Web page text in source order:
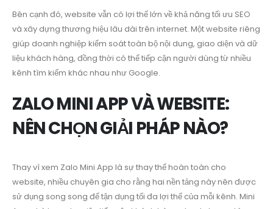
Bên cạnh đó, website vẫn có lợi thế lớn về khả năng tối ưu SEO
và xây dựng thương hiệu lâu dài trên internet. Một website riêng
giúp doanh nghiệp kiểm soát toàn bộ nội dung, giao diện và dữ
liệu khách hàng, đồng thời có thể tiếp cận người dùng từ nhiều
kênh tìm kiếm khác nhau như Google.
ZALO MINI APP VÀ WEBSITE:
NÊN CHỌN GIẢI PHÁP NÀO?
Thay vì xem Zalo Mini App là sự thay thế hoàn toàn cho
website, nhiều chuyên gia cho rằng hai nền tảng này nên được
sử dụng song song để tận dụng tối đa lợi thế của mỗi kênh. Mini